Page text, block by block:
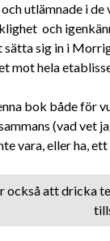
utlämnade i
och
sig in i
mot hela
bok både för
(vad vet
vara, eller ha,
också att dricka